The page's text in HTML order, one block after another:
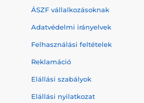
ÁSZF vállalkozásoknak
Adatvédelmi irányelvek
Felhasználási feltételek
Reklamáció
Elállási szabályok
Elállási nyilatkozat